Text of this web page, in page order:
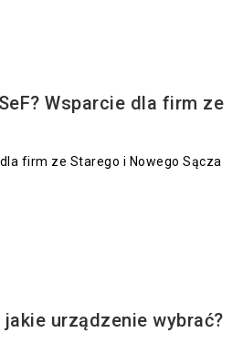
Wsparcie dla firm ze
firm ze Starego i Nowego Sącza
urządzenie wybrać?